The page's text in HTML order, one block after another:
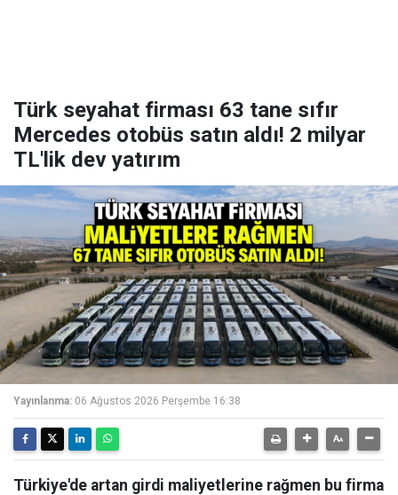
Türk seyahat firması 63 tane sıfır
Mercedes otobüs satın aldı! 2 milyar
TL'lik dev yatırım
Yayınlanma: 06 Ağustos 2026 Perşembe 16:38
Türkiye'de artan girdi maliyetlerine rağmen bu firma